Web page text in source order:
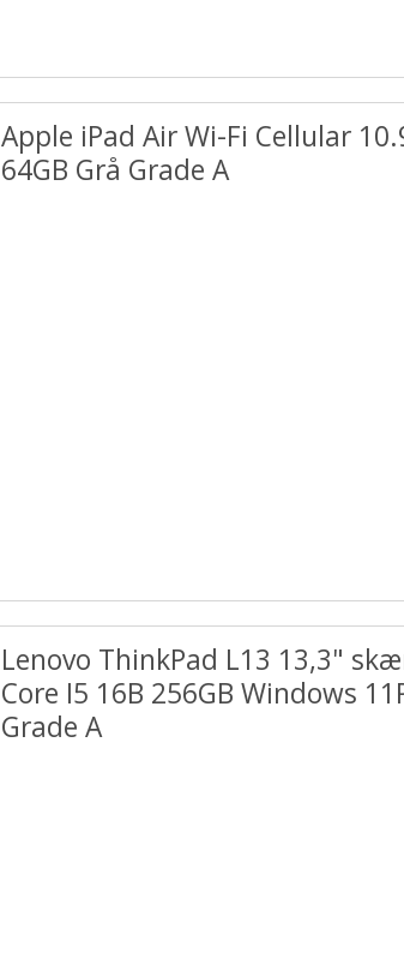
Apple iPad Air Wi-Fi Cellular
64GB Grå Grade A
Lenovo ThinkPad L13 13,3"
Core I5 16B 256GB Windows
Grade A